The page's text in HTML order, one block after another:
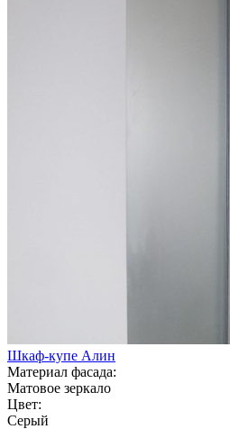
Шкаф-купе Алин
Материал фасада:
Матовое зеркало
Цвет:
Серый